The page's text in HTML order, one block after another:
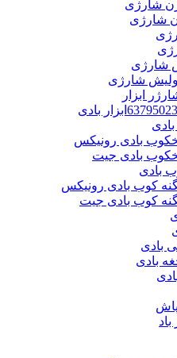
شارژی
شارژی
شارژی
شارژی
ابزار
ابزار بادی
بادی رونیکس
بادی جیت
بادی
کوب بادی رونیکس
کوب بادی جیت
بادی
بادی
پاش